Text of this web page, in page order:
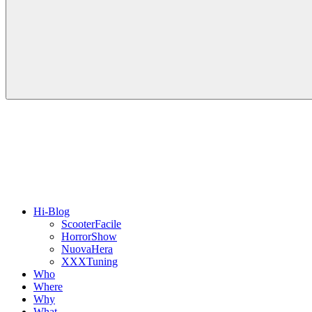
Hi-Blog
ScooterFacile
HorrorShow
NuovaHera
XXXTuning
Who
Where
Why